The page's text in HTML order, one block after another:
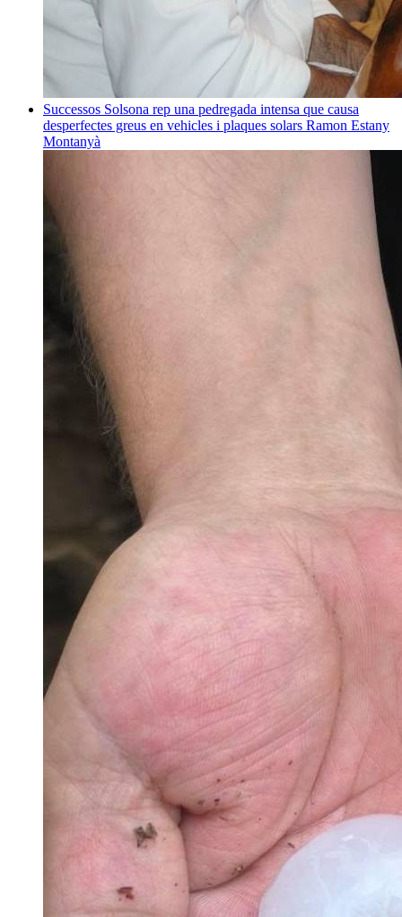
Successos Solsona rep una pedregada intensa que causa
desperfectes greus en vehicles i plaques solars Ramon Estany
Montanyà